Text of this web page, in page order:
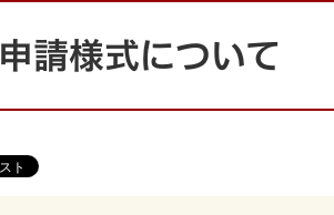
申請様式について